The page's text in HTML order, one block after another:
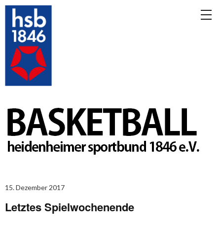
15. Dezember 2017
Letztes Spielwochenende